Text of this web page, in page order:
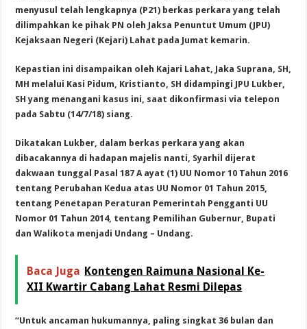
menyusul telah lengkapnya (P21) berkas perkara yang telah
dilimpahkan ke pihak PN oleh Jaksa Penuntut Umum (JPU)
Kejaksaan Negeri (Kejari) Lahat pada Jumat kemarin.
Kepastian ini disampaikan oleh Kajari Lahat, Jaka Suprana, SH,
MH melalui Kasi Pidum, Kristianto, SH didampingi JPU Lukber,
SH yang menangani kasus ini, saat dikonfirmasi via telepon
pada Sabtu (14/7/18) siang.
Dikatakan Lukber, dalam berkas perkara yang akan
dibacakannya di hadapan majelis nanti, Syarhil dijerat
dakwaan tunggal Pasal 187 A ayat (1) UU Nomor 10 Tahun 2016
tentang Perubahan Kedua atas UU Nomor 01 Tahun 2015,
tentang Penetapan Peraturan Pemerintah Pengganti UU
Nomor 01 Tahun 2014, tentang Pemilihan Gubernur, Bupati
dan Walikota menjadi Undang – Undang.
Baca Juga Kontengen Raimuna Nasional Ke-
XII Kwartir Cabang Lahat Resmi Dilepas
“Untuk ancaman hukumannya, paling singkat 36 bulan dan